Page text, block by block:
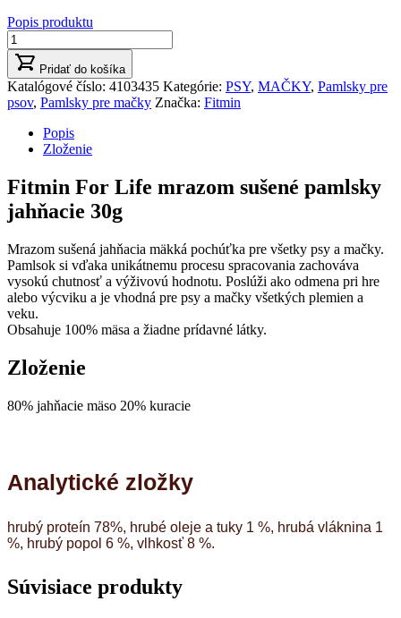
Popis produktu
množstvo
Fitmin
For
Life
mrazom
pamlsky
jahňacie
Pridať do košíka
Katalógové číslo: 4103435 Kategórie: PSY, MAČKY, Pamlsky pre
psov, Pamlsky pre mačky Značka: Fitmin
Popis
Zloženie
Fitmin For Life mrazom sušené pamlsky
jahňacie 30g
Mrazom sušená jahňacia mäkká pochúťka pre všetky psy a mačky.
Pamlsok si vďaka unikátnemu procesu spracovania zachováva
vysokú chutnosť a výživovú hodnotu. Poslúži ako odmena pri hre
alebo výcviku a je vhodná pre psy a mačky všetkých plemien a
veku.
Obsahuje 100% mäsa a žiadne prídavné látky.
Zloženie
80% jahňacie mäso 20% kuracie
Analytické zložky
hrubý proteín 78%, hrubé oleje a tuky 1 %, hrubá vláknina 1
%, hrubý popol 6 %, vlhkosť 8 %.
Súvisiace produkty